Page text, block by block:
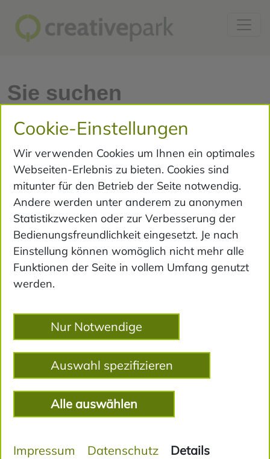
Sie suchen
Unterstützung für Ihr
digitales Projekt?
Kontaktieren Sie uns gerne über unser
Kontaktformular, oder per Telefon unter+49 441
885 30 48
Name
Betreff
Nachricht
Cookie-Einstellungen
Wir verwenden Cookies um Ihnen ein optimales
Webseiten-Erlebnis zu bieten. Cookies sind
mitunter für den Betrieb der Seite notwendig.
Andere werden unter anderem zu anonymen
Statistikzwecken oder zur Verbesserung der
Bedienungsfreundlichkeit eingesetzt. Je nach
Einstellung können womöglich nicht mehr alle
Funktionen der Seite in vollem Umfang genutzt
werden.
Nur Notwendige
Auswahl spezifizieren
Alle auswählen
Impressum Datenschutz
Details